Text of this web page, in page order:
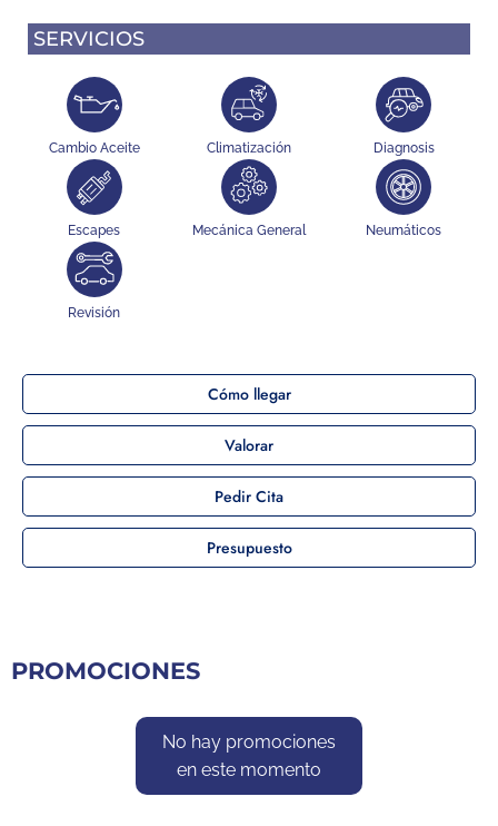
SERVICIOS
Cambio Aceite Climatización Diagnosis
Escapes Mecánica General Neumáticos
Revisión
Cómo llegar
Valorar
Pedir Cita
Presupuesto
PROMOCIONES
No hay promociones
en este momento